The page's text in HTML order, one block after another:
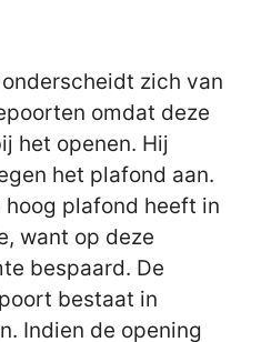
zich van
omdat deze
het openen. Hij
het plafond aan.
plafond heeft in
want op deze
bespaard. De
bestaat in
Indien de opening